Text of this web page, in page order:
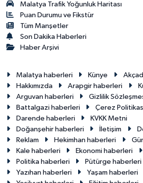
Malatya Trafik Yoğunluk Haritası
Puan Durumu ve Fikstür
Tüm Manşetler
Son Dakika Haberleri
Haber Arşivi
Malatya haberleri Künye
Hakkımızda
Arapgir haberleri
Arguvan haberleri
Gizlilik
Battalgazi haberleri
Çerez
Darende haberleri
KVKK Metni
Doğanşehir haberleri
İletişim
Reklam
Hekimhan haberleri
Kale haberleri
Ekonomi haberleri
Politika haberleri
Pütürge haberleri
Yazıhan haberleri
Yaşam haberleri